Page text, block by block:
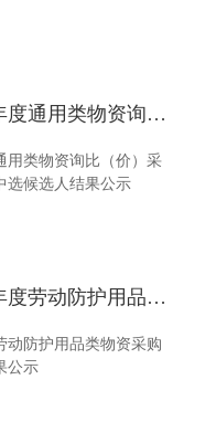
西安中铁2026年度通用类物资询比（价）采购项目（油脂类）中选候选人结果公示
用类物资询比（价）采
选候选人结果公示
西安中铁2026年度劳动防护用品类物资采购项目中选候选人结果公示
动防护用品类物资采购
公示